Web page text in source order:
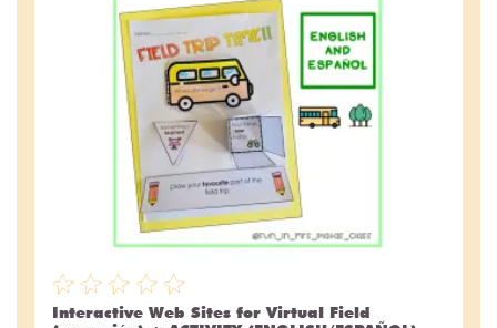
Interactive Web Sites for Virtual Field